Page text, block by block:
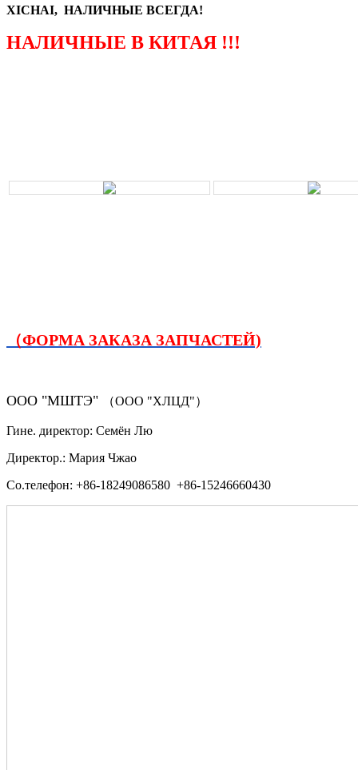
XICHAI, НАЛИЧНЫЕ ВСЕГДА!
НАЛИЧНЫЕ В КИТАЯ !!!
（ФОРМА ЗАКАЗА ЗАПЧАСТЕЙ)
ООО "МШТЭ" （ООО "ХЛЦД"）
Гине. директор: Семён Лю
Директор.: Мария Чжао
Со.телефон: +86-18249086580 +86-15246660430